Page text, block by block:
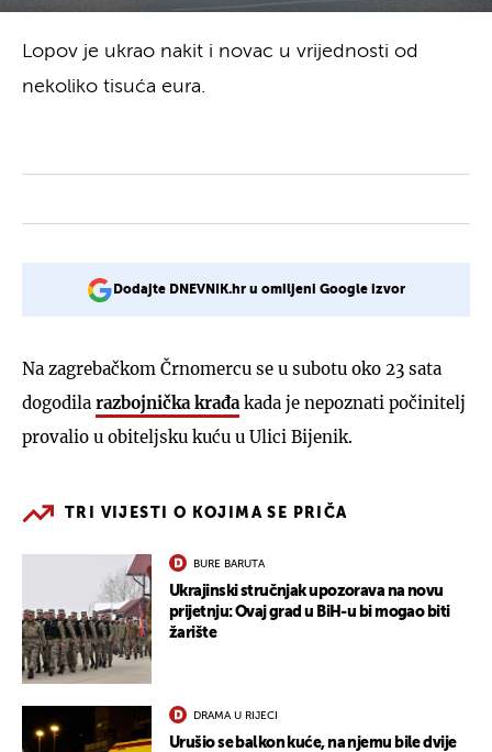
Lopov je ukrao nakit i novac u vrijednosti od
nekoliko tisuća eura.
Dodajte DNEVNIK.hr u omiljeni Google izvor
Na zagrebačkom Črnomercu se u subotu oko 23 sata
dogodila razbojnička krađa kada je nepoznati počinitelj
provalio u obiteljsku kuću u Ulici Bijenik.
TRI VIJESTI O KOJIMA SE PRIČA
BURE BARUTA
Ukrajinski stručnjak upozorava na novu
prijetnju: Ovaj grad u BiH-u bi mogao biti
žarište
DRAMA U RIJECI
Urušio se balkon kuće, na njemu bile dvije